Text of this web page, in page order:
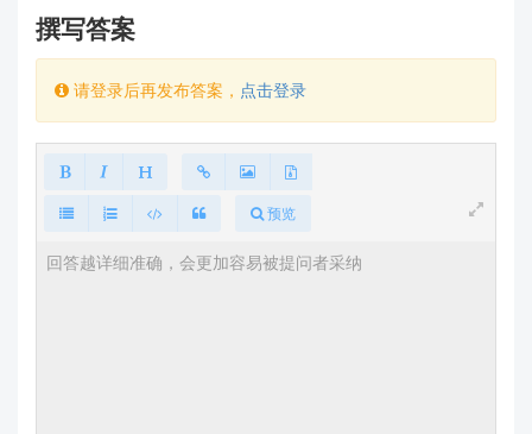
（如慢熔保险丝无法应对瞬时浪涌）。
PCB 设计或焊接问题
从您提供的 PCB 元件图可见，输入/输出走线
较细。若走线存在虚焊、铜皮短路（如截图中
U1 芯片周围区域），会导致局部过流。
重点检查
：用放大镜查看 F2 保险丝座焊点是否
有锡渣短路，以及 C10/C11 电容是否极性接
撰写答案
请登录后再发布答案， 点击登录
预览